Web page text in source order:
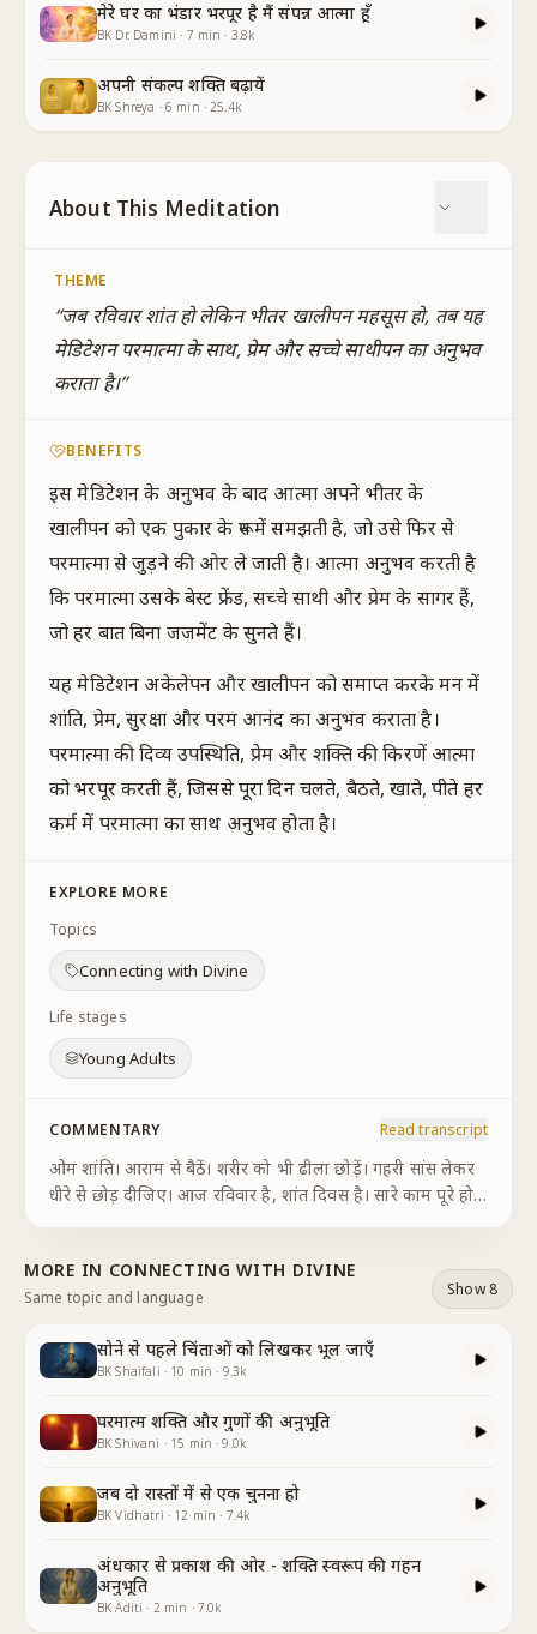
मेरे घर का भंडार भरपूर है मैं संपन्न आत्मा हूँ
BK Dr. Damini · 7 min · 3.8k
अपनी संकल्प शक्ति बढ़ायें
BK Shreya · 6 min ·25.4k
About This Meditation
THEME
“जब रविवार शांत हो लेकिन भीतर खालीपन महसूस हो, तब यह
मेडिटेशन परमात्मा के साथ, प्रेम और सच्चे साथीपन का अनुभव
कराता है।”
BENEFITS
इस मेडिटेशन के अनुभव के बाद आत्मा अपने भीतर के
खालीपन को एक पुकार के रूप में समझती है, जो उसे फिर से
परमात्मा से जुड़ने की ओर ले जाती है। आत्मा अनुभव करती है
कि परमात्मा उसके बेस्ट फ्रेंड, सच्चे साथी और प्रेम के सागर हैं,
जो हर बात बिना जजमेंट के सुनते हैं।
यह मेडिटेशन अकेलेपन और खालीपन को समाप्त करके मन में
शांति, प्रेम, सुरक्षा और परम आनंद का अनुभव कराता है।
परमात्मा की दिव्य उपस्थिति, प्रेम और शक्ति की किरणें आत्मा
को भरपूर करती हैं, जिससे पूरा दिन चलते, बैठते, खाते, पीते हर
कर्म में परमात्मा का साथ अनुभव होता है।
EXPLORE MORE
Topics
Connecting with Divine
Life stages
Young Adults
COMMENTARY Read transcript
ओम शांति। आराम से बैठें। शरीर को भी ढीला छोड़ें। गहरी सांस लेकर
धीरे से छोड़ दीजिए। आज रविवार है, शांत दिवस है। सारे काम पूरे हो
MORE IN CONNECTING WITH DIVINE
Same topic and language Show 8
सोने से पहले चिंताओं को लिखकर भूल जाएँ
BK Shaifali · 10 min · 9.3k
परमात्म शक्ति और गुणों की अनुभूति
BK Shivani · 15 min ·9.0k
जब दो रास्तों में से एक चुनना हो
BK Vidhatri · 12 min · 7.4k
अंधकार से प्रकाश की ओर - शक्ति स्वरूप की गहन
अनुभूति
BK Aditi · 2 min · 7.0k